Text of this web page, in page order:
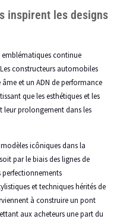
inspirent les designs
emblématiques continue
constructeurs automobiles
et un ADN de performance
que les esthétiques et les
leur prolongement dans les
icôniques dans la
par le biais des lignes de
perfectionnements
et techniques hérités de
à construire un pont
aux acheteurs une part du